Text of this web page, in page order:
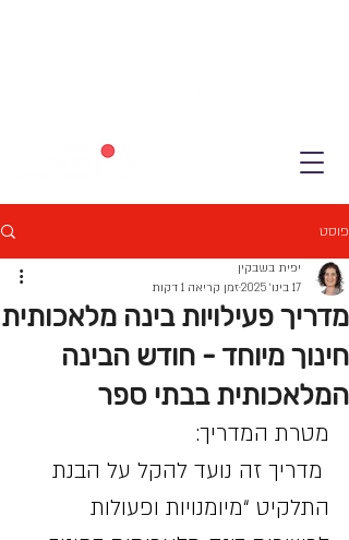
פוסט
מדריך פעילויות בינה מלאכותית
חינוך מיוחד - חודש הבינה
המלאכותית בבתי ספר
יפית בשבקין
17 בינו׳ 2025
זמן קריאה 1 דקות
מטרת המדריך:
מדריך זה נועד להקל על הבנת
התלקיט “מיומנויות ופעולות